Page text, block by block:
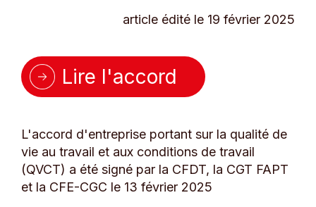
article édité le 19 février 2025
Lire l'accord
L'accord d'entreprise portant sur la qualité de
vie au travail et aux conditions de travail
(QVCT) a été signé par la CFDT, la CGT FAPT
et la CFE-CGC le 13 février 2025